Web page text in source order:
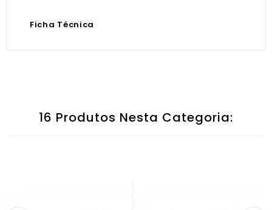
Ficha Técnica
16 Produtos Nesta Categoria: